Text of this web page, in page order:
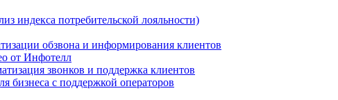
индекса потребительской лояльности)
обзвона и информирования клиентов
от Инфотелл
звонков и поддержка клиентов
бизнеса с поддержкой операторов